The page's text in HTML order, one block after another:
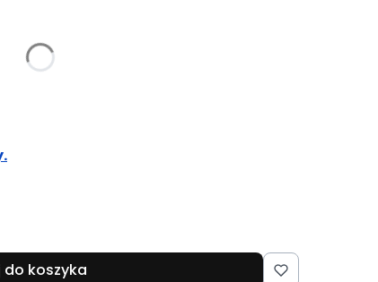
do koszyka